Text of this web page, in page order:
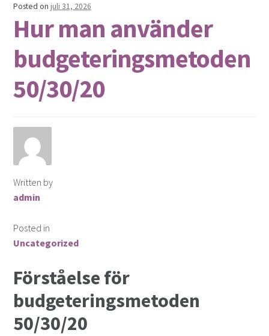
Bolån
Cykliska aktier
Daytrading
De fyra mest handlade valutorna
Finansiella instrument för valutahandel
Guld som Investering
Hur köper man aktier?
Investera i snabblåneföretag
Investera i syndfonder
ISK (Investeringssparkonto)
Posted onjuli 31, 2026
Hur man använder
budgeteringsmetoden
50/30/20
Written by
admin
Posted in
Uncategorized
Förståelse för
budgeteringsmetoden
50/30/20